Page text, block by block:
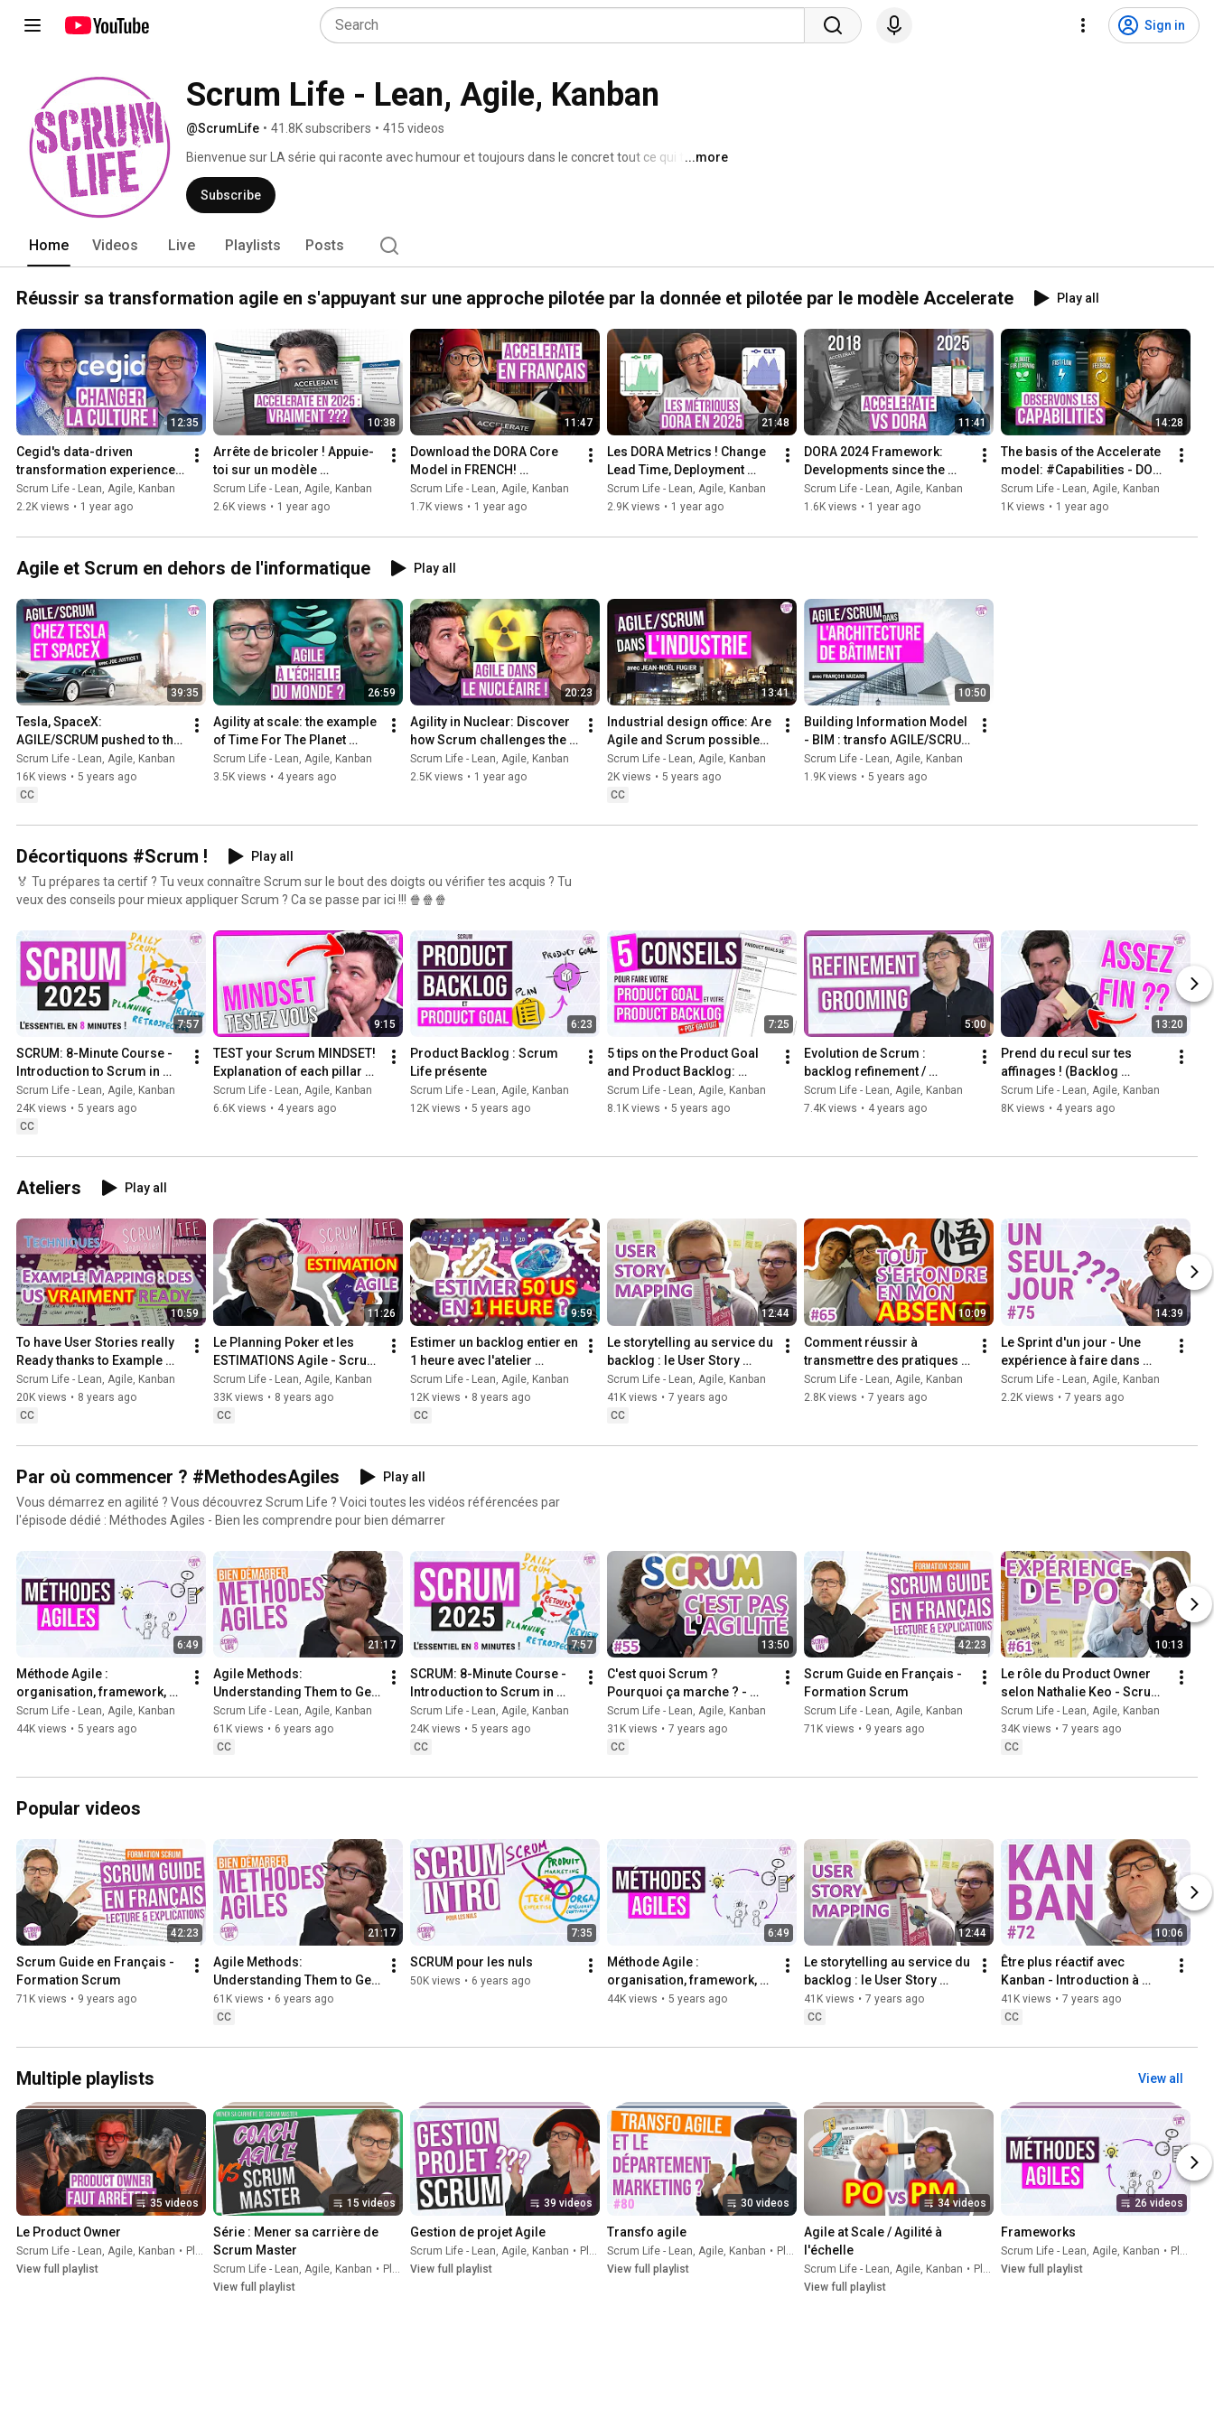
Sign in
Scrum Life - Lean, Agile, Kanban
@ScrumLife • 41.8K subscribers • 415 videos
Bienvenue sur LA série qui raconte avec humour et toujours dans le concret tout ce qui touche
à Scrum et à l'Agilité. No bullshit garanti !
...more
Subscribe
Home Videos Live Playlists Posts
Réussir sa transformation agile en s'appuyant sur une approche pilotée par la donnée et pilotée par le modèle Accelerate Play all
12:35
Cegid's data-driven
transformation experience
with Scrum Life
Scrum Life - Lean, Agile, Kanban
2.2K views • 1 year ago
10:38
Arrête de bricoler ! Appuie-
toi sur un modèle
SCIENTIFIQUE 📏🧪🔍 -
Accelerate DORA Core
Scrum Life - Lean, Agile, Kanban
2.6K views • 1 year ago
11:47
Download the DORA Core
Model in FRENCH!
Accelerate Model Overview
Scrum Life - Lean, Agile, Kanban
1.7K views • 1 year ago
21:48
Les DORA Metrics ! Change
Lead Time, Deployment
Frequency, Change Fail
Percentage... CFP DF CFP
Scrum Life - Lean, Agile, Kanban
2.9K views • 1 year ago
11:41
DORA 2024 Framework:
Developments since the
Accelerate 2018 book
Scrum Life - Lean, Agile, Kanban
1.6K views • 1 year ago
14:28
The basis of the Accelerate
model: #Capabilities - DORA
Code Model
Scrum Life - Lean, Agile, Kanban
1K views • 1 year ago
Agile et Scrum en dehors de l'informatique Play all
39:35
Tesla, SpaceX:
AGILE/SCRUM pushed to the
EXTREME! JOE JUSTICE
shares his experience
Scrum Life - Lean, Agile, Kanban
16K views • 5 years ago
CC
26:59
Agility at scale: the example
of Time For The Planet
(Nicolas Sabatier)
Scrum Life - Lean, Agile, Kanban
3.5K views • 4 years ago
20:23
Agility in Nuclear: Discover
how Scrum challenges the
V-cycle!
Scrum Life - Lean, Agile, Kanban
2.5K views • 1 year ago
13:41
Industrial design office: Are
Agile and Scrum possible? -
Lessons learned
Scrum Life - Lean, Agile, Kanban
2K views • 5 years ago
CC
10:50
Building Information Model
- BIM : transfo AGILE/SCRUM
de l'ARCHITECTURE de
BÂTIMENT
Scrum Life - Lean, Agile, Kanban
1.9K views • 5 years ago
Décortiquons #Scrum !
Play all
🏅 Tu prépares ta certif ? Tu veux connaître Scrum sur le bout des doigts ou vérifier tes acquis ? Tu
veux des conseils pour mieux appliquer Scrum ? Ca se passe par ici !!! 🍿🍿🍿
7:57
SCRUM: 8-Minute Course -
Introduction to Scrum in
2025 - Free Training
Scrum Life - Lean, Agile, Kanban
24K views • 5 years ago
CC
9:15
TEST your Scrum MINDSET!
Explanation of each pillar
and value
Scrum Life - Lean, Agile, Kanban
6.6K views • 4 years ago
6:23
Product Backlog : Scrum
Life présente
Scrum Life - Lean, Agile, Kanban
12K views • 5 years ago
7:25
5 tips on the Product Goal
and Product Backlog:
Scrum Life gives you the
keys!
Scrum Life - Lean, Agile, Kanban
8.1K views • 5 years ago
5:00
Evolution de Scrum :
backlog refinement /
grooming
Scrum Life - Lean, Agile, Kanban
7.4K views • 4 years ago
13:20
Prend du recul sur tes
affinages ! (Backlog
Refinement - Scrum)
Scrum Life - Lean, Agile, Kanban
8K views • 4 years ago
Ateliers Play all
10:59
To have User Stories really
Ready thanks to Example
Mapping - Scrum Life 18
Scrum Life - Lean, Agile, Kanban
20K views • 8 years ago
CC
11:26
Le Planning Poker et les
ESTIMATIONS Agile - Scrum
Life 24
Scrum Life - Lean, Agile, Kanban
33K views • 8 years ago
CC
9:59
Estimer un backlog entier en
1 heure avec l'atelier
Extreme Quotation - Scrum
Life 31
Scrum Life - Lean, Agile, Kanban
12K views • 8 years ago
CC
12:44
Le storytelling au service du
backlog : le User Story
Mapping - Scrum Life 37
Scrum Life - Lean, Agile, Kanban
41K views • 7 years ago
CC
10:09
Comment réussir à
transmettre des pratiques -
"Tout s'effondre en mon
absence !" - Scrum Life 65
Scrum Life - Lean, Agile, Kanban
2.8K views • 7 years ago
14:39
Le Sprint d'un jour - Une
expérience à faire dans
votre équipe - Scrum Life 75
Scrum Life - Lean, Agile, Kanban
2.2K views • 7 years ago
Par où commencer ? #MethodesAgiles
Play all
Vous démarrez en agilité ? Vous découvrez Scrum Life ? Voici toutes les vidéos référencées par
l'épisode dédié : Méthodes Agiles - Bien les comprendre pour bien démarrer
6:49
Méthode Agile :
organisation, framework,
équipe, agilité, à l'échelle
(SAFe)... #Introduction
Scrum Life - Lean, Agile, Kanban
44K views • 5 years ago
21:17
Agile Methods:
Understanding Them to Get
Started - Scrum Life 90
Scrum Life - Lean, Agile, Kanban
61K views • 6 years ago
CC
7:57
SCRUM: 8-Minute Course -
Introduction to Scrum in
2025 - Free Training
Scrum Life - Lean, Agile, Kanban
24K views • 5 years ago
CC
13:50
C'est quoi Scrum ?
Pourquoi ça marche ? -
Scrum Life 55
Scrum Life - Lean, Agile, Kanban
31K views • 7 years ago
CC
42:23
Scrum Guide en Français -
Formation Scrum
Scrum Life - Lean, Agile, Kanban
71K views • 9 years ago
10:13
Le rôle du Product Owner
selon Nathalie Keo - Scrum
Life 61
Scrum Life - Lean, Agile, Kanban
34K views • 7 years ago
CC
Popular videos
42:23
Scrum Guide en Français -
Formation Scrum
71K views • 9 years ago
21:17
Agile Methods:
Understanding Them to Get
Started - Scrum Life 90
61K views • 6 years ago
CC
7:35
SCRUM pour les nuls
50K views • 6 years ago
6:49
Méthode Agile :
organisation, framework,
équipe, agilité, à l'échelle
44K views • 5 years ago
12:44
Le storytelling au service du
backlog : le User Story
Mapping - Scrum Life 37
41K views • 7 years ago
CC
10:06
Être plus réactif avec
Kanban - Introduction à
Kanban - Scrum Life 72
41K views • 7 years ago
CC
Multiple playlists View all
35 videos
Le Product Owner
Scrum Life - Lean, Agile, Kanban • Playlist
View full playlist
15 videos
Série : Mener sa carrière de
Scrum Master
Scrum Life - Lean, Agile, Kanban • Playlist
View full playlist
39 videos
Gestion de projet Agile
Scrum Life - Lean, Agile, Kanban • Playlist
View full playlist
30 videos
Transfo agile
Scrum Life - Lean, Agile, Kanban • Playlist
View full playlist
34 videos
Agile at Scale / Agilité à
l'échelle
Scrum Life - Lean, Agile, Kanban • Playlist
View full playlist
26 videos
Frameworks
Scrum Life - Lean, Agile, Kanban • Playlist
View full playlist